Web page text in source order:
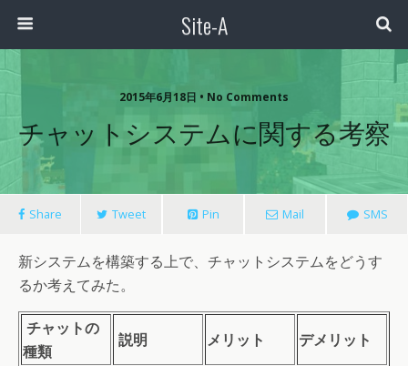
Site-A
2015年6月18日 • No Comments
チャットシステムに関する考察
Share Tweet Pin Mail SMS
新システムを構築する上で、チャットシステムをどうす
るか考えてみた。
チャットの
種類
説明 メリット デメリット